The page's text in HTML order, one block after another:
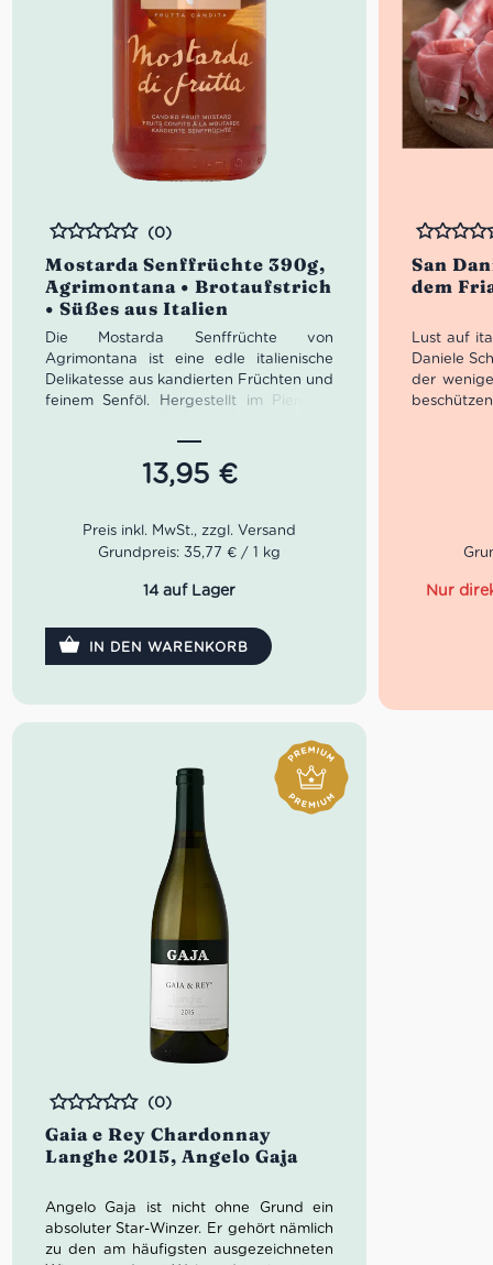
Mostarda Senffrüchte 390g,
Agrimontana • Brotaufstrich
• Süßes aus Italien
Bewertet
(0)
Die Mostarda Senffrüchte von
Agrimontana ist eine edle italienische
Delikatesse aus kandierten Früchten und
feinem Senföl. Hergestellt im Piemont,
Kombination aus Süße, Fruchtigkeit und
sanfter Schärfe. Perfekt zu Käse,
Schinken oder Wildgerichten – ganz
Highlight für Feinschmecker und
Liebhaber authentischer Feinkost.
13,95 €
Grundpreis: 35,77 € / 1 kg
14 auf Lager
IN DEN WARENKORB
San
dem
Bewertet
Lust auf
Daniele
der
feinen
Schinken
uns in der
Ciabatta
Gaia e Rey Chardonnay
Langhe 2015, Angelo Gaja
Bewertet
(0)
Angelo Gaja ist nicht ohne Grund ein
absoluter Star-Winzer. Er gehört nämlich
zu den am häufigsten ausgezeichneten